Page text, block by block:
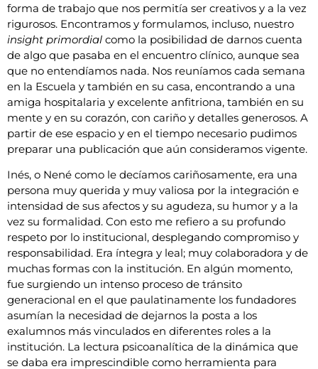
forma de trabajo que nos permitía ser creativos y a la vez
rigurosos. Encontramos y formulamos, incluso, nuestro
insight primordial como la posibilidad de darnos cuenta
de algo que pasaba en el encuentro clínico, aunque sea
que no entendíamos nada. Nos reuníamos cada semana
en la Escuela y también en su casa, encontrando a una
amiga hospitalaria y excelente anfitriona, también en su
mente y en su corazón, con cariño y detalles generosos. A
partir de ese espacio y en el tiempo necesario pudimos
preparar una publicación que aún consideramos vigente.
Inés, o Nené como le decíamos cariñosamente, era una
persona muy querida y muy valiosa por la integración e
intensidad de sus afectos y su agudeza, su humor y a la
vez su formalidad. Con esto me refiero a su profundo
respeto por lo institucional, desplegando compromiso y
responsabilidad. Era íntegra y leal; muy colaboradora y de
muchas formas con la institución. En algún momento,
fue surgiendo un intenso proceso de tránsito
generacional en el que paulatinamente los fundadores
asumían la necesidad de dejarnos la posta a los
exalumnos más vinculados en diferentes roles a la
institución. La lectura psicoanalítica de la dinámica que
se daba era imprescindible como herramienta para